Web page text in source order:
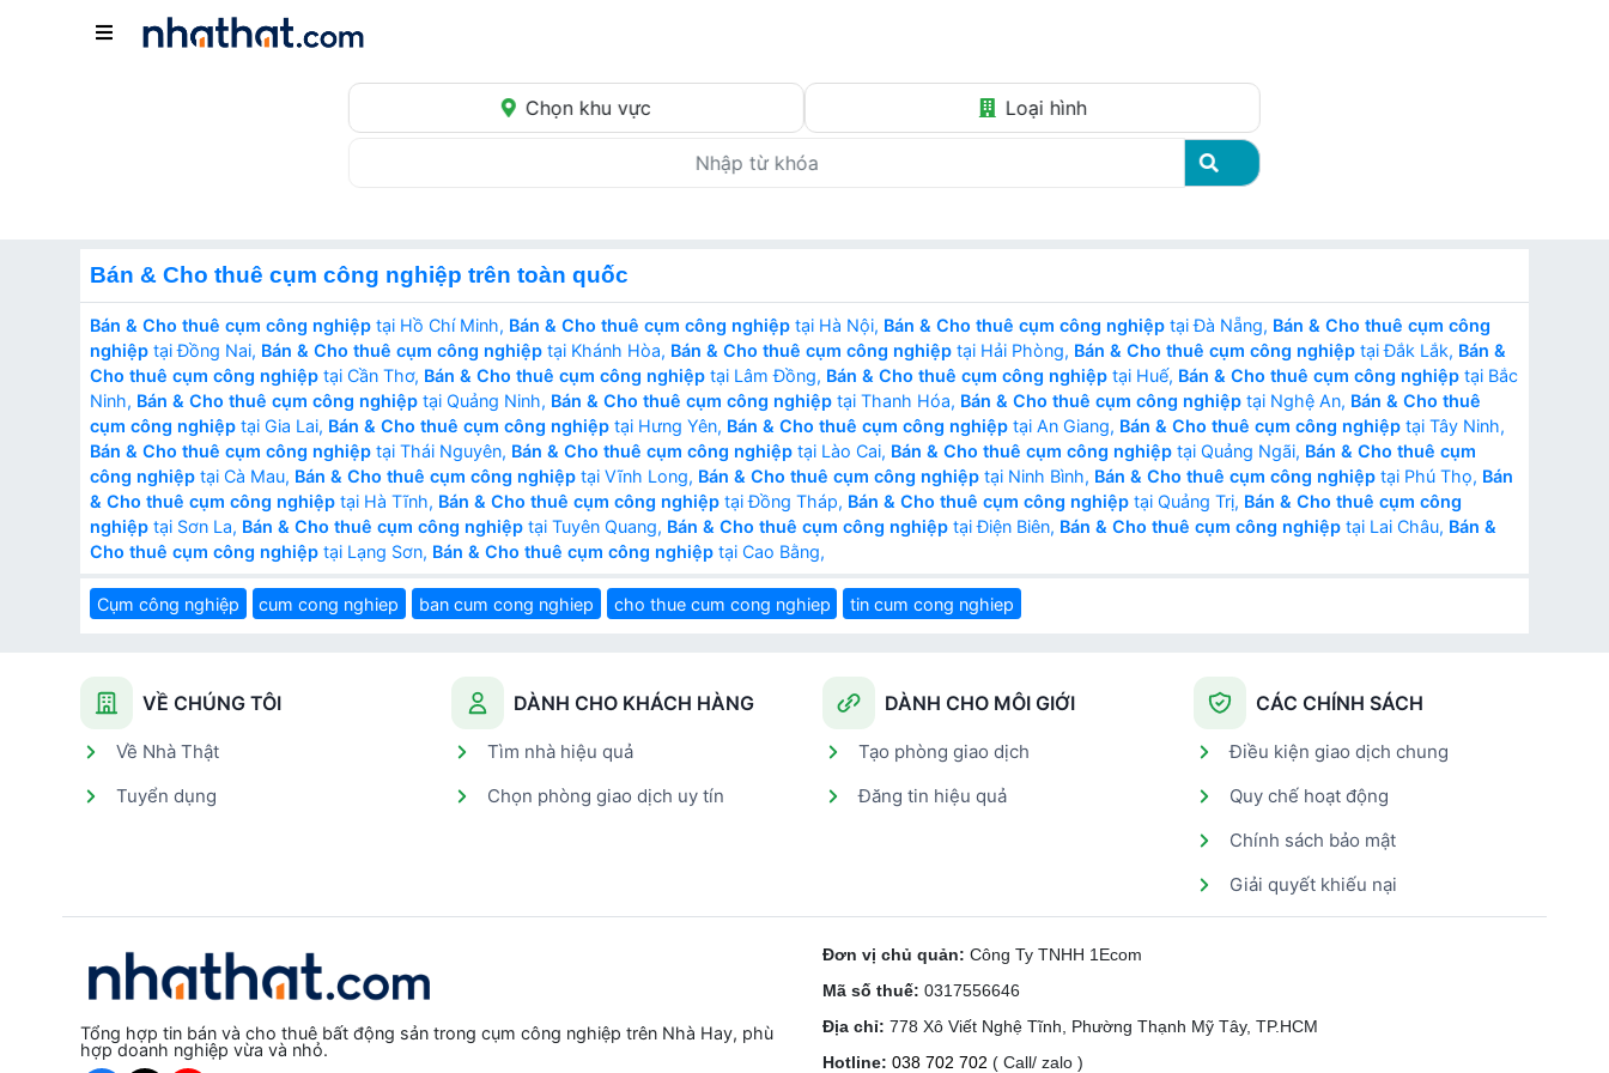
Chọn khu vực Loại hình
Bán & Cho thuê cụm công nghiệp trên toàn quốc
Bán & Cho thuê cụm công nghiệp tại Hồ Chí Minh, Bán & Cho thuê cụm công nghiệp tại Hà Nội, Bán & Cho thuê cụm công nghiệp tại Đà Nẵng, Bán & Cho thuê cụm công
nghiệp tại Đồng Nai, Bán & Cho thuê cụm công nghiệp tại Khánh Hòa, Bán & Cho thuê cụm công nghiệp tại Hải Phòng, Bán & Cho thuê cụm công nghiệp tại Đắk Lắk, Bán &
Cho thuê cụm công nghiệp tại Cần Thơ, Bán & Cho thuê cụm công nghiệp tại Lâm Đồng, Bán & Cho thuê cụm công nghiệp tại Huế, Bán & Cho thuê cụm công nghiệp tại Bắc
Ninh, Bán & Cho thuê cụm công nghiệp tại Quảng Ninh, Bán & Cho thuê cụm công nghiệp tại Thanh Hóa, Bán & Cho thuê cụm công nghiệp tại Nghệ An, Bán & Cho thuê
cụm công nghiệp tại Gia Lai, Bán & Cho thuê cụm công nghiệp tại Hưng Yên, Bán & Cho thuê cụm công nghiệp tại An Giang, Bán & Cho thuê cụm công nghiệp tại Tây Ninh,
Bán & Cho thuê cụm công nghiệp tại Thái Nguyên, Bán & Cho thuê cụm công nghiệp tại Lào Cai, Bán & Cho thuê cụm công nghiệp tại Quảng Ngãi, Bán & Cho thuê cụm
công nghiệp tại Cà Mau, Bán & Cho thuê cụm công nghiệp tại Vĩnh Long, Bán & Cho thuê cụm công nghiệp tại Ninh Bình, Bán & Cho thuê cụm công nghiệp tại Phú Thọ, Bán
& Cho thuê cụm công nghiệp tại Hà Tĩnh, Bán & Cho thuê cụm công nghiệp tại Đồng Tháp, Bán & Cho thuê cụm công nghiệp tại Quảng Trị, Bán & Cho thuê cụm công
nghiệp tại Sơn La, Bán & Cho thuê cụm công nghiệp tại Tuyên Quang, Bán & Cho thuê cụm công nghiệp tại Điện Biên, Bán & Cho thuê cụm công nghiệp tại Lai Châu, Bán &
Cho thuê cụm công nghiệp tại Lạng Sơn, Bán & Cho thuê cụm công nghiệp tại Cao Bằng,
Cụm công nghiệp cum cong nghiep ban cum cong nghiep cho thue cum cong nghiep tin cum cong nghiep
VỀ CHÚNG TÔI
Về Nhà Thật
Tuyển dụng
DÀNH CHO KHÁCH HÀNG
Tìm nhà hiệu quả
Chọn phòng giao dịch uy tín
DÀNH CHO MÔI GIỚI
Tạo phòng giao dịch
Đăng tin hiệu quả
CÁC CHÍNH SÁCH
Điều kiện giao dịch chung
Quy chế hoạt động
Chính sách bảo mật
Giải quyết khiếu nại
Tổng hợp tin bán và cho thuê bất động sản trong cụm công nghiệp trên Nhà Hay, phù
hợp doanh nghiệp vừa và nhỏ.
Đơn vị chủ quản: Công Ty TNHH 1Ecom
Mã số thuế: 0317556646
Địa chỉ: 778 Xô Viết Nghệ Tĩnh, Phường Thạnh Mỹ Tây, TP.HCM
Hotline: 038 702 702 ( Call/ zalo )